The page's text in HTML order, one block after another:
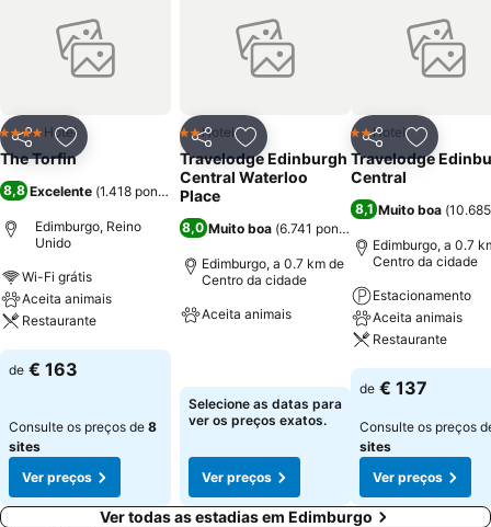
PartilharAdicionar aos favoritos
4 EstrelasHotel
The Torfin
8,8 Excelente (1.418 pontuações)
Edimburgo, Reino
Unido
Wi-Fi grátis
Aceita animais
Restaurante
Ver preços
de € 163
Consulte os preços de 8
sites
Ver preços
PartilharAdicionar aos favoritos
2 Estrelas
Hotel
Travelodge Edinburgh
Central Waterloo
Place
8,0 Muito boa (6.741 pontuações
Edimburgo, a 0.7 km de
Centro da cidade
Aceita animais
Selecione as datas para
ver os preços exatos.
Ver preços
Partilhar
2 Estrelas
Hotel
Travelodge
Central
8,1 Muito boa (
Edimburgo, a 0.7
Centro da cidade
Estacionamento
Aceita animais
Restaurante
Ver preços
de € 137
Consulte os preços
sites
Ver preços
Ver todas as estadias em Edimburgo